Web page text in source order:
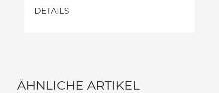
DETAILS
ÄHNLICHE ARTIKEL